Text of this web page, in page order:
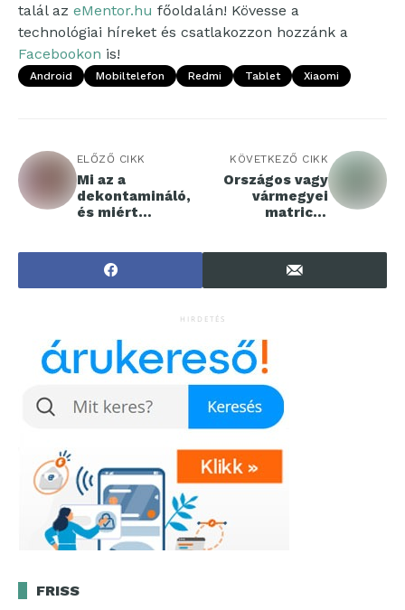
talál az eMentor.hu főoldalán! Kövesse a
technológiai híreket és csatlakozzon hozzánk a
Facebookon is!
Android Mobiltelefon Redmi Tablet Xiaomi
ELŐZŐ CIKK
Mi az a
dekontamináló,
és miért
tisztításához?
KÖVETKEZŐ CIKK
Országos vagy
vármegyei
matricát
HIRDETÉS
FRISS